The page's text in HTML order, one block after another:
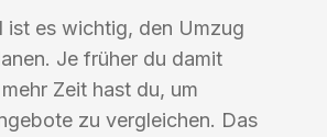
ist es wichtig, den Umzug
Je früher du damit
Zeit hast du, um
zu vergleichen. Das